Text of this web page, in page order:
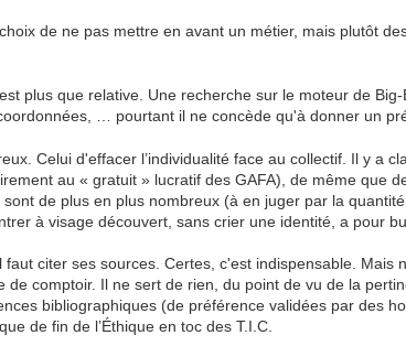
de ne pas mettre en avant un métier, mais plutôt
plus que relative. Une recherche sur le moteur de
… pourtant il ne concède qu'à donner un
Celui d'effacer l’individualité face au collectif. Il y a
au « gratuit » lucratif des GAFA), de même que
de plus en plus nombreux (à en juger par la
à visage découvert, sans crier une identité, a pour
citer ses sources. Certes, c'est indispensable.
de comptoir. Il ne sert de rien, du point de vu de la
bibliographiques (de préférence validées par des
de fin de l’Éthique en toc des T.I.C.